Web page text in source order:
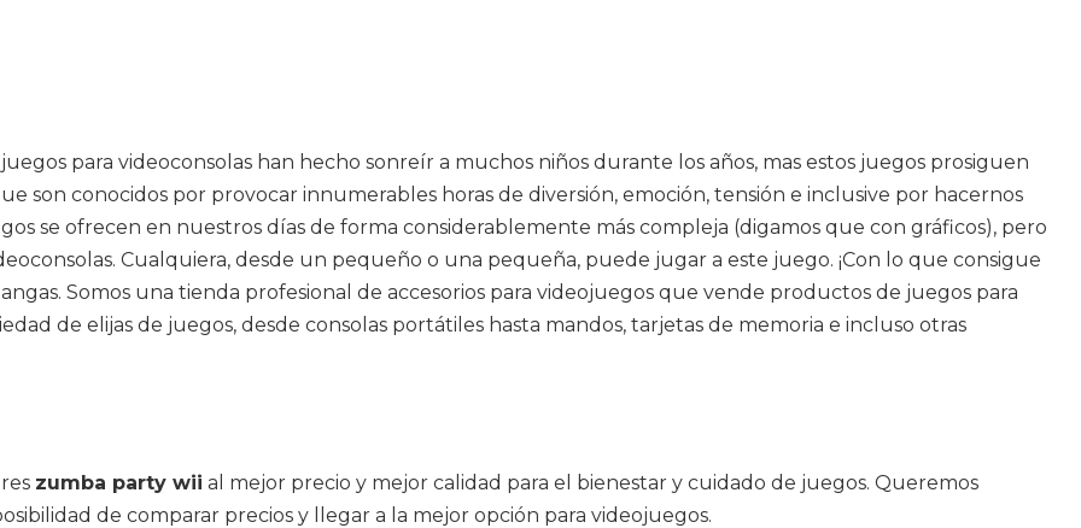
para videoconsolas han hecho sonreír a muchos niños durante los años, mas estos juegos prosiguen
son conocidos por provocar innumerables horas de diversión, emoción, tensión e inclusive por hacernos
se ofrecen en nuestros días de forma considerablemente más compleja (digamos que con gráficos), pero
Cualquiera, desde un pequeño o una pequeña, puede jugar a este juego. ¡Con lo que consigue
Somos una tienda profesional de accesorios para videojuegos que vende productos de juegos para
de elijas de juegos, desde consolas portátiles hasta mandos, tarjetas de memoria e incluso otras
zumba party wii al mejor precio y mejor calidad para el bienestar y cuidado de juegos. Queremos
de comparar precios y llegar a la mejor opción para videojuegos.